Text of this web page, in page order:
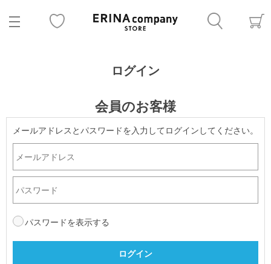
ログイン
会員のお客様
メールアドレスとパスワードを入力してログインしてください。
パスワードを表示する